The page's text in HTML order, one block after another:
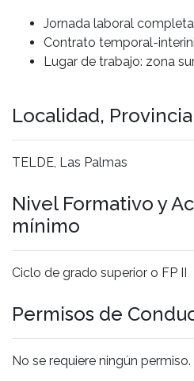
Jornada laboral
Contrato temporal-
Lugar de trabajo: zona
Localidad, Provincia
TELDE, Las Palmas
Nivel Formativo y
mínimo
Ciclo de grado superior o FP II
Permisos de
No se requiere ningún permiso.